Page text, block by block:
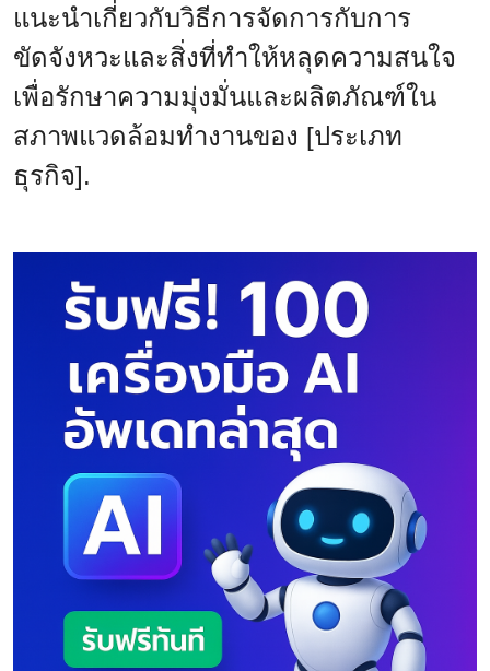
แนะนำเกี่ยวกับวิธีการจัดการกับการ
ขัดจังหวะและสิ่งที่ทำให้หลุดความสนใจ
เพื่อรักษาความมุ่งมั่นและผลิตภัณฑ์ใน
สภาพแวดล้อมทำงานของ [ประเภท
ธุรกิจ].